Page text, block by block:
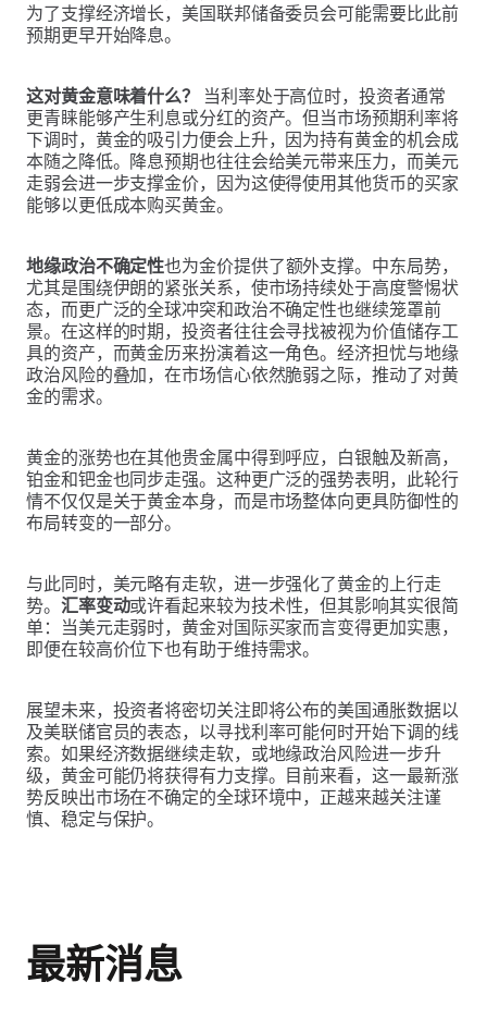
为了支撑经济增长，美国联邦储备委员会可能需要比此前
预期更早开始降息。
这对黄金意味着什么？ 当利率处于高位时，投资者通常
更青睐能够产生利息或分红的资产。但当市场预期利率将
下调时，黄金的吸引力便会上升，因为持有黄金的机会成
本随之降低。降息预期也往往会给美元带来压力，而美元
走弱会进一步支撑金价，因为这使得使用其他货币的买家
能够以更低成本购买黄金。
地缘政治不确定性也为金价提供了额外支撑。中东局势，
尤其是围绕伊朗的紧张关系，使市场持续处于高度警惕状
态，而更广泛的全球冲突和政治不确定性也继续笼罩前
景。在这样的时期，投资者往往会寻找被视为价值储存工
具的资产，而黄金历来扮演着这一角色。经济担忧与地缘
政治风险的叠加，在市场信心依然脆弱之际，推动了对黄
金的需求。
黄金的涨势也在其他贵金属中得到呼应，白银触及新高，
铂金和钯金也同步走强。这种更广泛的强势表明，此轮行
情不仅仅是关于黄金本身，而是市场整体向更具防御性的
布局转变的一部分。
与此同时，美元略有走软，进一步强化了黄金的上行走
势。 汇率变动或许看起来较为技术性，但其影响其实很简
单：当美元走弱时，黄金对国际买家而言变得更加实惠，
即便在较高价位下也有助于维持需求。
展望未来，投资者将密切关注即将公布的美国通胀数据以
及美联储官员的表态，以寻找利率可能何时开始下调的线
索。如果经济数据继续走软，或地缘政治风险进一步升
级，黄金可能仍将获得有力支撑。目前来看，这一最新涨
势反映出市场在不确定的全球环境中，正越来越关注谨
慎、稳定与保护。
最新消息